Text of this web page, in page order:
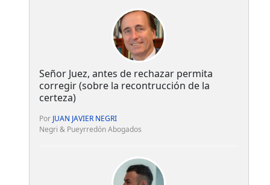
Señor Juez, antes de rechazar permita
corregir (sobre la recontrucción de la
certeza)
Por JUAN JAVIER NEGRI
Negri & Pueyrredón Abogados